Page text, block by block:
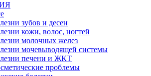
зубов и десен
кожи, волос, ногтей
молочных желез
мочевыводящей системы
печени и ЖКТ
проблемы